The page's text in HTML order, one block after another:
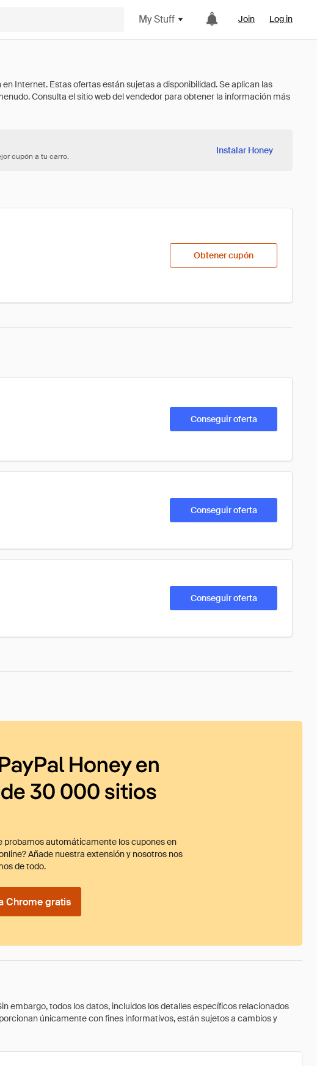
My Stuff Join Log in
cupón a tu carro.
Instalar Honey
Obtener cupón
Conseguir oferta
Conseguir oferta
Conseguir oferta
Honey en
30 000 sitios
probamos automáticamente los cupones en
Añade nuestra extensión y nosotros nos
de todo.
Chrome gratis
embargo, todos los datos, incluidos los detalles específicos relacionados
únicamente con fines informativos, están sujetos a cambios y